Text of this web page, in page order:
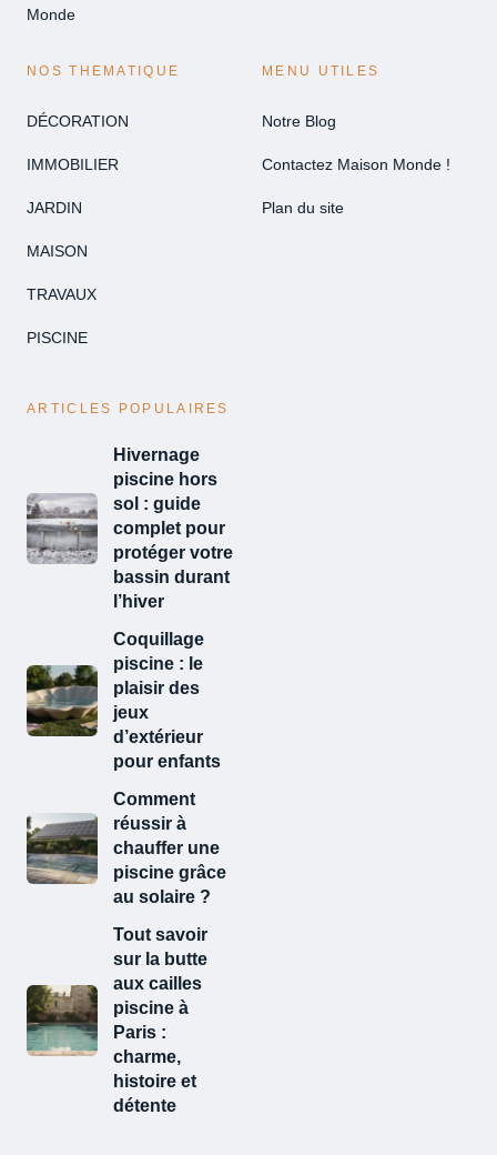
Monde
NOS THEMATIQUE
DÉCORATION
IMMOBILIER
JARDIN
MAISON
TRAVAUX
PISCINE
MENU UTILES
Notre Blog
Contactez Maison Monde !
Plan du site
ARTICLES POPULAIRES
Hivernage
piscine hors
sol : guide
complet pour
protéger votre
bassin durant
l’hiver
Coquillage
piscine : le
plaisir des
jeux
d’extérieur
pour enfants
Comment
réussir à
chauffer une
piscine grâce
au solaire ?
Tout savoir
sur la butte
aux cailles
piscine​ à
Paris :
charme,
histoire et
détente